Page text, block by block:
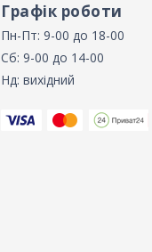
Графік роботи
Пн-Пт: 9-00 до 18-00
Сб: 9-00 до 14-00
Нд: вихідний